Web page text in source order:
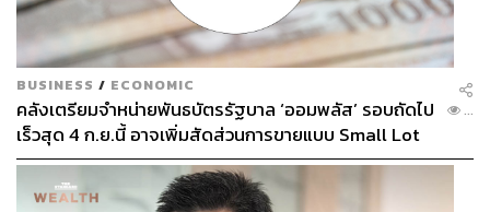
BUSINESS / ECONOMIC
คลังเตรียมจำหน่ายพันธบัตรรัฐบาล ‘ออมพลัส’ รอบถัดไป
เร็วสุด 4 ก.ย.นี้ อาจเพิ่มสัดส่วนการขายแบบ Small Lot
First มากขึ้น
...